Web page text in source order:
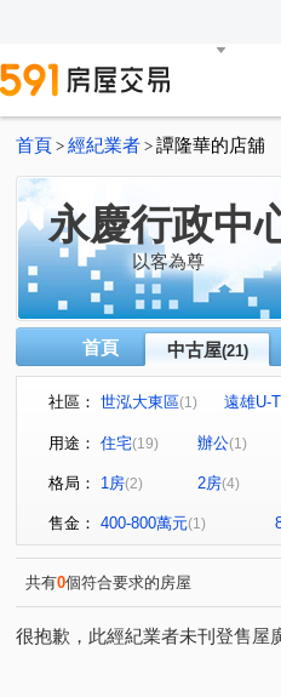
首頁 > 經紀業者 > 譚隆華的店舖
永慶行政中
以客為尊
首頁 中古屋(21)
社區： 世泓大東區(1) 遠雄U-
皇福忠孝城
和平華夏廈 潤泰陽
水源路二段(6)
樟樹一路(1) 樟樹二路
用途： 住宅(19) 辦公(1)
格局： 1房(2) 2房(4)
售金： 400-800萬元(1)
共有0個符合要求的房屋
很抱歉，此經紀業者未刊登售屋